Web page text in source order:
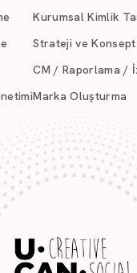
Kurumsal Kimlik
Strateji ve
CM / Raporlama /
Marka Oluşturma